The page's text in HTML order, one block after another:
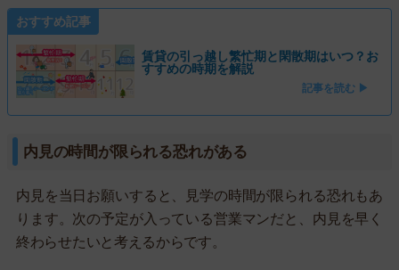
おすすめ記事
賃貸の引っ越し繁忙期と閑散期はいつ？お
すすめの時期を解説
記事を読む ▶
内見の時間が限られる恐れがある
内見を当日お願いすると、見学の時間が限られる恐れもあ
ります。次の予定が入っている営業マンだと、内見を早く
終わらせたいと考えるからです。